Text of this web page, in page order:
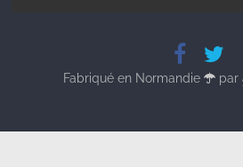
Fabriqué en Normandie par